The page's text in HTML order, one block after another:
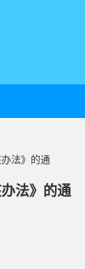
法》的通
法》的通